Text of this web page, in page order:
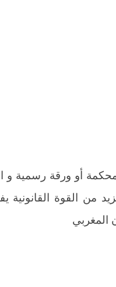
أو ورقة رسمية و
من القوة
المغربي